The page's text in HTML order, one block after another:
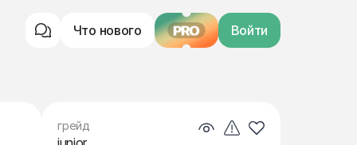
Что нового PRO Войти
грейд